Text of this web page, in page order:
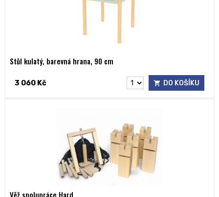
Stůl kulatý, barevná hrana, 90 cm
3 060 Kč DO KOŠÍKU
Věž spolupráce Hard